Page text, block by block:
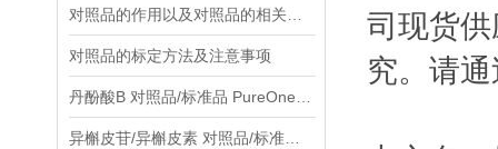
对照品的标定方法及注意事项
司现货
究。请